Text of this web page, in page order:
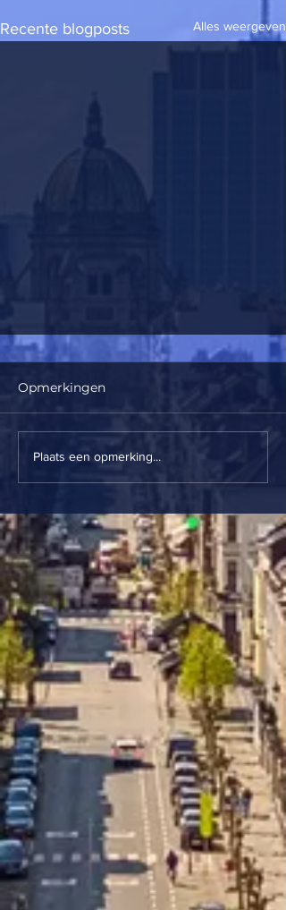
Recente blogposts Alles weergeven
Beste wensen!
Opmerkingen
Plaats een opmerking...